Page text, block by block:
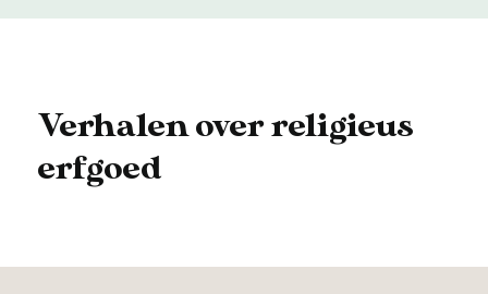
Verhalen over religieus
erfgoed